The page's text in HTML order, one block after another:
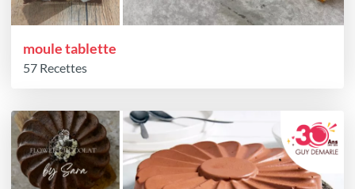
moule tablette
57 Recettes